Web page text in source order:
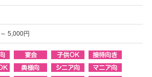
5,000円